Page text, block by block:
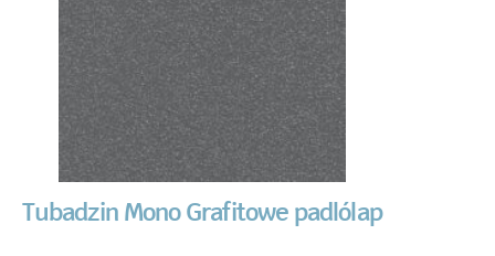
Tubadzin Mono Grafitowe padlólap